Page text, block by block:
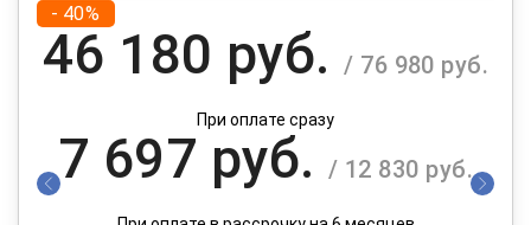
- 40%
46 180 руб. / 76 980 руб.
При оплате сразу
7 697 руб. / 12 830 руб.